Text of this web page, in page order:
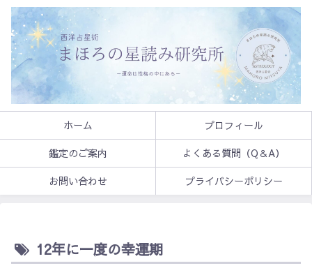
ホーム
プロフィール
鑑定のご案内
よくある質問（Q＆A）
お問い合わせ
プライバシーポリシー
12年に一度の幸運期